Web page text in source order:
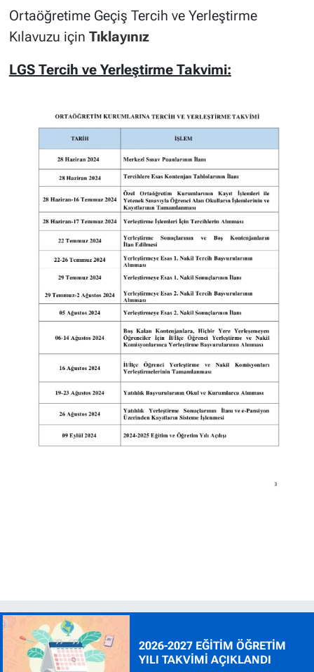
Ortaöğretime Geçiş Tercih ve Yerleştirme
Kılavuzu için Tıklayınız
LGS Tercih ve Yerleştirme Takvimi:
2026-2027 EĞİTİM ÖĞRETİM
YILI TAKVİMİ AÇIKLANDI